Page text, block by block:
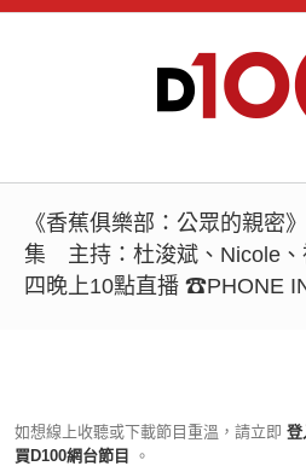
《香蕉俱樂部：公眾的親密
集 主持：杜浚斌、Nicole
四晚上10點直播 ☎PHONE
如想線上收聽或下載節目重溫，請立即 登
買D100網台節目
。